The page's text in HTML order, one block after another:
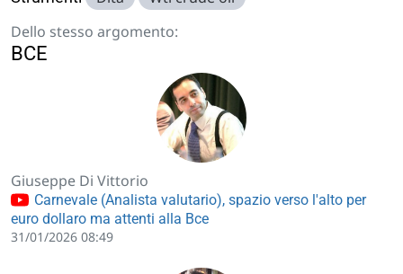
Dello stesso argomento:
BCE
Giuseppe Di Vittorio
Carnevale (Analista valutario), spazio verso l'alto per
euro dollaro ma attenti alla Bce
31/01/2026 08:49